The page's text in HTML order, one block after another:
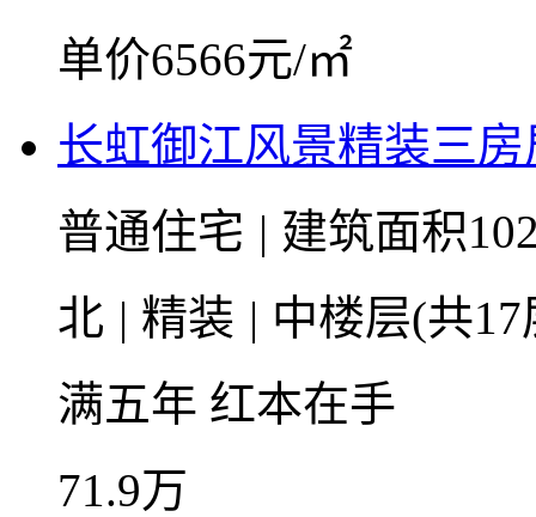
单价6566元/㎡
长虹御江风景精装三
普通住宅 | 建筑面积
北 | 精装 | 中楼层(共
满五年 红本在手
71.9万